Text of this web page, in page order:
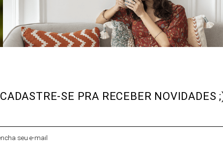
CADASTRE-SE PRA RECEBER NOVIDADES